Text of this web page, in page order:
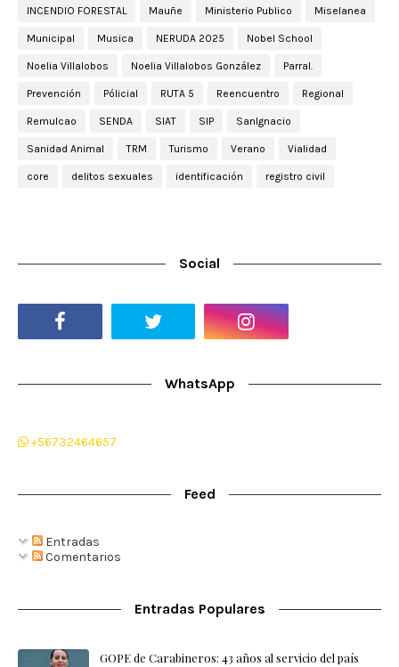
INCENDIO FORESTAL Mauñe Ministerio Publico Miselanea
Municipal Musica NERUDA 2025 Nobel School
Noelia Villalobos Noelia Villalobos González Parral.
Prevención Pólicial RUTA 5 Reencuentro Regional
Remulcao SENDA SIAT SIP SanIgnacio
Sanidad Animal TRM Turismo Verano Vialidad
core delitos sexuales identificación registro civil
Social
WhatsApp
+56732464657
Feed
Entradas
Comentarios
Entradas Populares
GOPE de Carabineros: 43 años al servicio del país